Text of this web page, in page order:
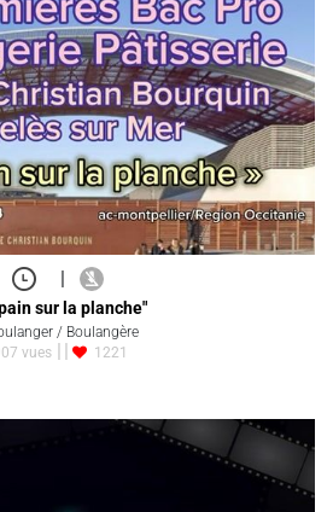
|
sur la planche"
/ Boulangère
vues
1221